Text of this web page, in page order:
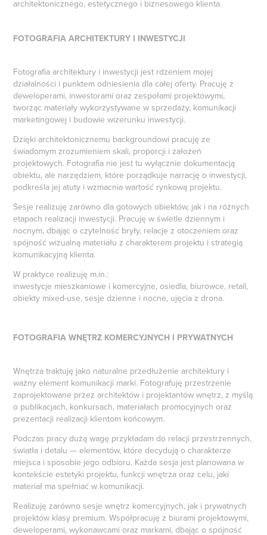
architektonicznego, estetycznego i biznesowego klienta.
FOTOGRAFIA ARCHITEKTURY I INWESTYCJI
Fotografia architektury i inwestycji jest rdzeniem mojej
działalności i punktem odniesienia dla całej oferty. Pracuję z
deweloperami, inwestorami oraz zespołami projektowymi,
tworząc materiały wykorzystywane w sprzedaży, komunikacji
marketingowej i budowie wizerunku inwestycji.
Dzięki architektonicznemu backgroundowi pracuję ze
świadomym zrozumieniem skali, proporcji i założeń
projektowych. Fotografia nie jest tu wyłącznie dokumentacją
obiektu, ale narzędziem, które porządkuje narrację o inwestycji,
podkreśla jej atuty i wzmacnia wartość rynkową projektu.
Sesje realizuję zarówno dla gotowych obiektów, jak i na różnych
etapach realizacji inwestycji. Pracuję w świetle dziennym i
nocnym, dbając o czytelność bryły, relacje z otoczeniem oraz
spójność wizualną materiału z charakterem projektu i strategią
komunikacyjną klienta.
W praktyce realizuję m.in.:
inwestycje mieszkaniowe i komercyjne, osiedla, biurowce, retail,
obiekty mixed-use, sesje dzienne i nocne, ujęcia z drona.
FOTOGRAFIA WNĘTRZ KOMERCYJNYCH I PRYWATNYCH
Wnętrza traktuję jako naturalne przedłużenie architektury i
ważny element komunikacji marki. Fotografuję przestrzenie
zaprojektowane przez architektów i projektantów wnętrz, z myślą
o publikacjach, konkursach, materiałach promocyjnych oraz
prezentacji realizacji klientom końcowym.
Podczas pracy dużą wagę przykładam do relacji przestrzennych,
światła i detalu — elementów, które decydują o charakterze
miejsca i sposobie jego odbioru. Każda sesja jest planowana w
kontekście estetyki projektu, funkcji wnętrza oraz celu, jaki
materiał ma spełniać w komunikacji.
Realizuję zarówno sesje wnętrz komercyjnych, jak i prywatnych
projektów klasy premium. Współpracuję z biurami projektowymi,
deweloperami, wykonawcami oraz markami, dbając o spójność